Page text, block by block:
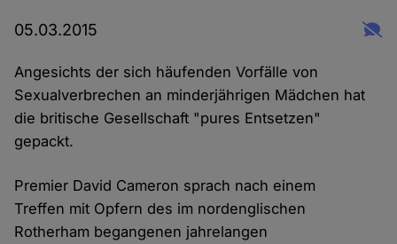
05.03.2015
Angesichts der sich häufenden Vorfälle von
Sexualverbrechen an minderjährigen Mädchen hat
die britische Gesellschaft "pures Entsetzen"
gepackt.
Premier David Cameron sprach nach einem
Treffen mit Opfern des im nordenglischen
Rotherham begangenen jahrelangen